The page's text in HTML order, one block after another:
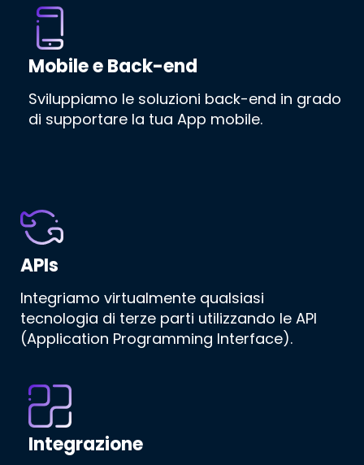
Mobile e Back-end
Sviluppiamo le soluzioni back-end in grado
di supportare la tua App mobile.
APIs
Integriamo virtualmente qualsiasi
tecnologia di terze parti utilizzando le API
(Application Programming Interface).
Integrazione